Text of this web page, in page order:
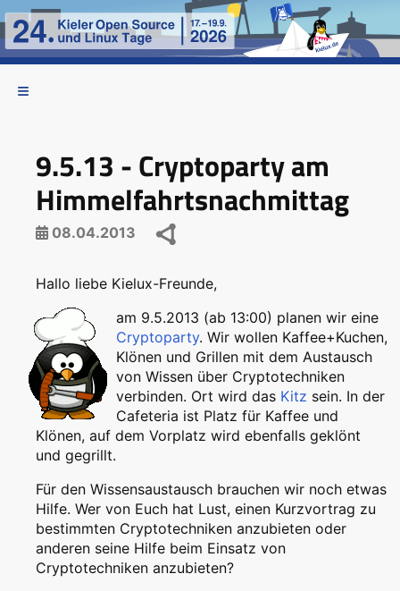
9.5.13 - Cryptoparty am
Himmelfahrtsnachmittag
08.04.2013
Hallo liebe Kielux-Freunde,
am 9.5.2013 (ab 13:00) planen wir eine
Cryptoparty. Wir wollen Kaffee+Kuchen,
Klönen und Grillen mit dem Austausch
von Wissen über Cryptotechniken
verbinden. Ort wird das Kitz sein. In der
Cafeteria ist Platz für Kaffee und
Klönen, auf dem Vorplatz wird ebenfalls geklönt
und gegrillt.
Für den Wissensaustausch brauchen wir noch etwas
Hilfe. Wer von Euch hat Lust, einen Kurzvortrag zu
bestimmten Cryptotechniken anzubieten oder
anderen seine Hilfe beim Einsatz von
Cryptotechniken anzubieten?